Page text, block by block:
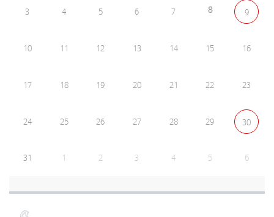
3 4 5 6 7 8 9
10 11 12 13 14 15 16
17 18 19 20 21 22 23
24 25 26 27 28 29 30
31 1 2 3 4 5 6